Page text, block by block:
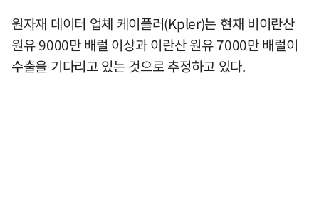
원자재 데이터 업체 케이플러(Kpler)는 현재 비이란산
원유 9000만 배럴 이상과 이란산 원유 7000만 배럴이
수출을 기다리고 있는 것으로 추정하고 있다.